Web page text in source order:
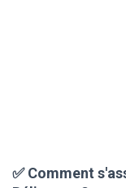
✅ Comment